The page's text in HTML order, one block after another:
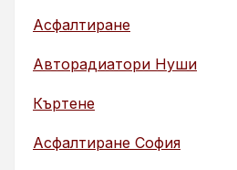
Асфалтиране
Авторадиатори Нуши
Къртене
Асфалтиране София